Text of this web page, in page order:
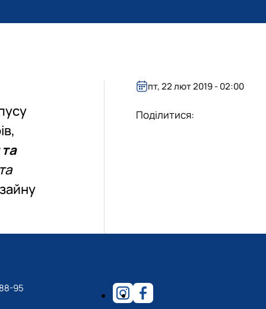
пт, 22 лют 2019 - 02:00
Поділитися:
95